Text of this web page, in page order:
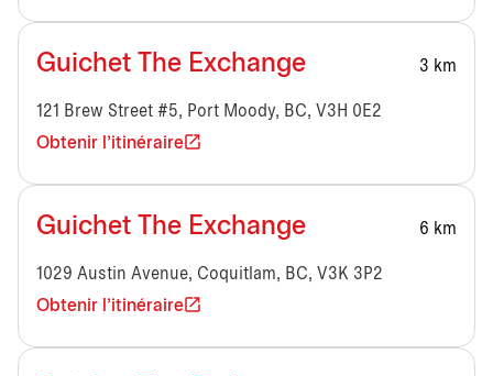
Guichet The Exchange 3 km
121 Brew Street #5, Port Moody, BC, V3H 0E2
Obtenir l'itinéraire
Guichet The Exchange 6 km
1029 Austin Avenue, Coquitlam, BC, V3K 3P2
Obtenir l'itinéraire